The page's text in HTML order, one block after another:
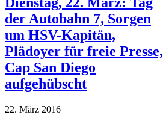
der Autobahn 7, Sorgen
um HSV-Kapitän,
Plädoyer für freie Presse,
Cap San Diego
aufgehübscht
22. März 2016